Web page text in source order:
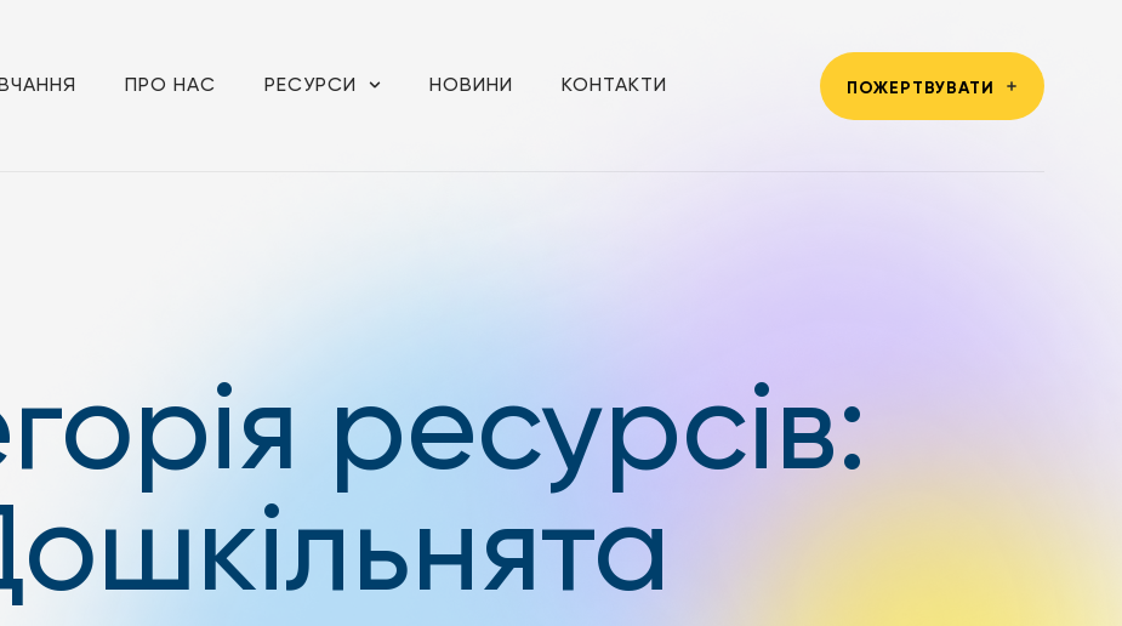
ПРО НАС РЕСУРСИ НОВИНИ КОНТАКТИ ПОЖЕРТВУВАТИ
ресурсів: